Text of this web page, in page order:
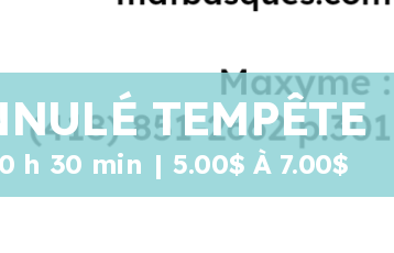
TEMPÊTE
h 30 min | 5.00$ À 7.00$